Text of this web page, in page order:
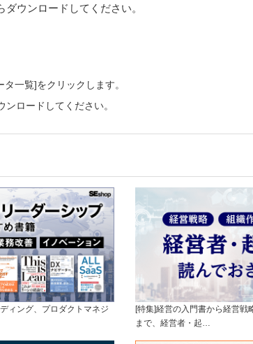
ウンロードしてください。
一覧]をクリックします。
ロードしてください。
ィング、プロダクトマネジ
[特集]経営の入門書から経営戦
まで、経営者・起…